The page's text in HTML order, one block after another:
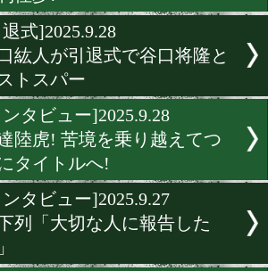
帝尊康輝とベク・ギヨルが
王座を懸けて再戦!
[試合後談話]2025.9.28
大谷新星がSフェザー級ト
メントにアピール!
[試合後談話]2025.9.28
50歳の恵良敏彦がタイのリ
に登場!